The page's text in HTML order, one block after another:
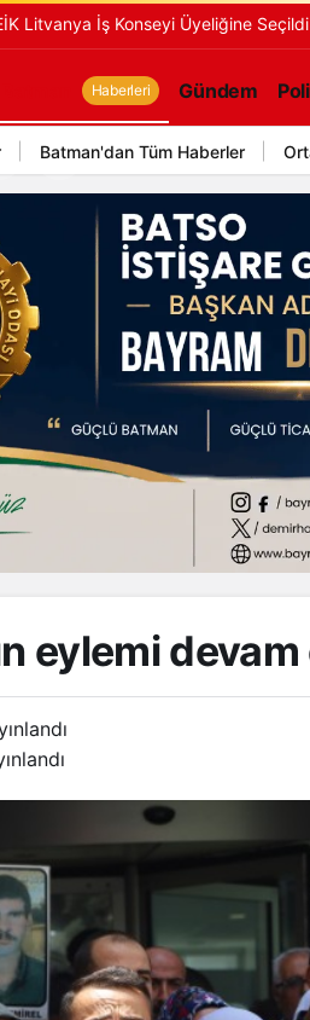
Litvanya İş Konseyi Üyeliğine Seçildi
Haberleri Gündem
Batman'dan Tüm Haberler
eylemi